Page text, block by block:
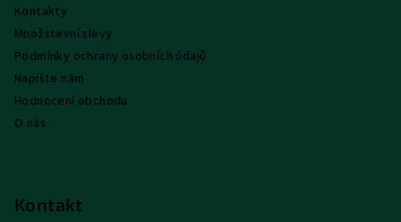
Kontakty
Množstevní slevy
Podmínky ochrany osobních údajů
Napište nám
Hodnocení obchodu
O nás
Kontakt